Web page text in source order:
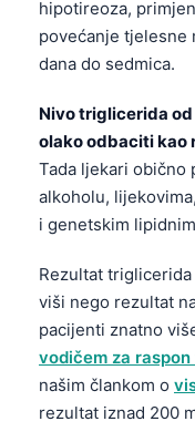
hipotireoza,
povećanje tjelesne
dana do sedmica.
Nivo triglicerida
olako odbaciti kao
Tada ljekari obično
alkoholu,
i genetskim
Rezultat
viši nego rezultat
pacijenti znatno
vodičem za
našim člankom o
rezultat iznad 200
ພາສາລາວ
Basa Jawa
ئۇيغۇرچە
Кыргызча
Татар теле
Беларуская
Esperanto
Frysk
Norsk bokmål